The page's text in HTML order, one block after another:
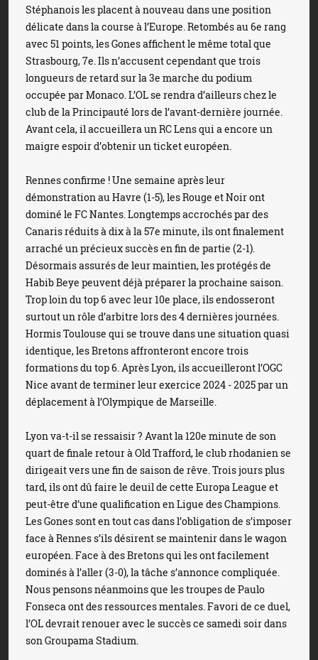
Stéphanois les placent à nouveau dans une position
délicate dans la course à l’Europe. Retombés au 6e rang
avec 51 points, les Gones affichent le même total que
Strasbourg, 7e. Ils n’accusent cependant que trois
longueurs de retard sur la 3e marche du podium
occupée par Monaco. L’OL se rendra d’ailleurs chez le
club de la Principauté lors de l’avant-dernière journée.
Avant cela, il accueillera un RC Lens qui a encore un
maigre espoir d’obtenir un ticket européen.
Rennes confirme ! Une semaine après leur
démonstration au Havre (1-5), les Rouge et Noir ont
dominé le FC Nantes. Longtemps accrochés par des
Canaris réduits à dix à la 57e minute, ils ont finalement
arraché un précieux succès en fin de partie (2-1).
Désormais assurés de leur maintien, les protégés de
Habib Beye peuvent déjà préparer la prochaine saison.
Trop loin du top 6 avec leur 10e place, ils endosseront
surtout un rôle d’arbitre lors des 4 dernières journées.
Hormis Toulouse qui se trouve dans une situation quasi
identique, les Bretons affronteront encore trois
formations du top 6. Après Lyon, ils accueilleront l’OGC
Nice avant de terminer leur exercice 2024 - 2025 par un
déplacement à l’Olympique de Marseille.
Lyon va-t-il se ressaisir ? Avant la 120e minute de son
quart de finale retour à Old Trafford, le club rhodanien se
dirigeait vers une fin de saison de rêve. Trois jours plus
tard, ils ont dû faire le deuil de cette Europa League et
peut-être d’une qualification en Ligue des Champions.
Les Gones sont en tout cas dans l’obligation de s’imposer
face à Rennes s’ils désirent se maintenir dans le wagon
européen. Face à des Bretons qui les ont facilement
dominés à l’aller (3-0), la tâche s’annonce compliquée.
Nous pensons néanmoins que les troupes de Paulo
Fonseca ont des ressources mentales. Favori de ce duel,
l’OL devrait renouer avec le succès ce samedi soir dans
son Groupama Stadium.